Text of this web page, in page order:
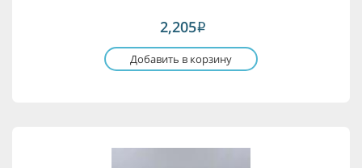
2,205i
Добавить в корзину